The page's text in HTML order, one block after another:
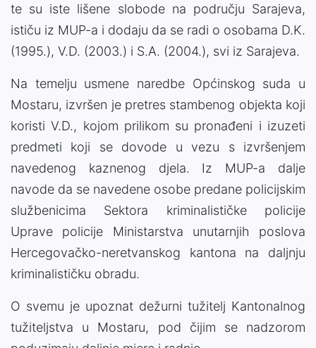
te su iste lišene slobode na području Sarajeva,
ističu iz MUP-a i dodaju da se radi o osobama D.K.
(1995.), V.D. (2003.) i S.A. (2004.), svi iz Sarajeva.
Na temelju usmene naredbe Općinskog suda u
Mostaru, izvršen je pretres stambenog objekta koji
koristi V.D., kojom prilikom su pronađeni i izuzeti
predmeti koji se dovode u vezu s izvršenjem
navedenog kaznenog djela. Iz MUP-a dalje
navode da se navedene osobe predane policijskim
službenicima Sektora kriminalističke policije
Uprave policije Ministarstva unutarnjih poslova
Hercegovačko-neretvanskog kantona na daljnju
kriminalističku obradu.
O svemu je upoznat dežurni tužitelj Kantonalnog
tužiteljstva u Mostaru, pod čijim se nadzorom